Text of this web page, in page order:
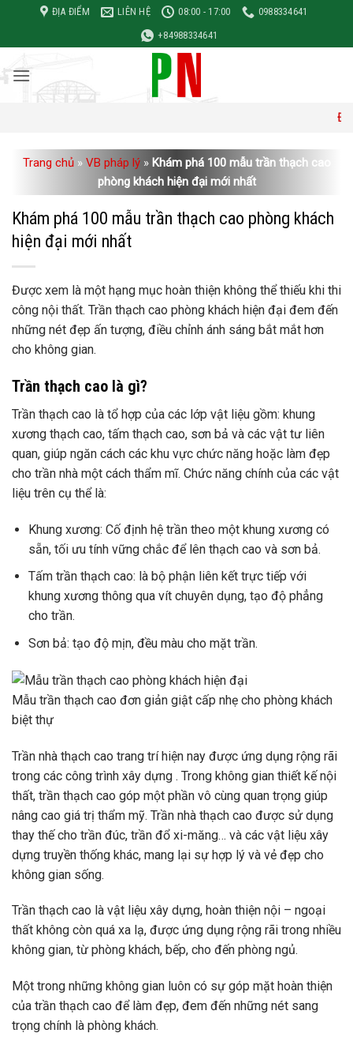
nội
dung
ĐỊA ĐIỂM LIÊN HỆ 08:00 - 17:00
0988334641
+84988334641
Đơn giá
Trang chủ » VB pháp lý » Khám phá 100 mẫu trần thạch cao
phòng khách hiện đại mới nhất
Khám phá 100 mẫu trần thạch cao phòng khách
hiện đại mới nhất
Được xem là một hạng mục hoàn thiện không thể thiếu khi thi
công nội thất. Trần thạch cao phòng khách hiện đại đem đến
những nét đẹp ấn tượng, điều chỉnh ánh sáng bắt mắt hơn
cho không gian.
Trần thạch cao là gì?
Trần thạch cao là tổ hợp của các lớp vật liệu gồm: khung
xương thạch cao, tấm thạch cao, sơn bả và các vật tư liên
quan, giúp ngăn cách các khu vực chức năng hoặc làm đẹp
cho trần nhà một cách thẩm mĩ. Chức năng chính của các vật
liệu trên cụ thể là:
Khung xương: Cố định hệ trần theo một khung xương có
sẵn, tối ưu tính vững chắc để lên thạch cao và sơn bả.
Tấm trần thạch cao: là bộ phận liên kết trực tiếp với
khung xương thông qua vít chuyên dụng, tạo độ phẳng
cho trần.
Sơn bả: tạo độ mịn, đều màu cho mặt trần.
Mẫu trần thạch cao đơn giản giật cấp nhẹ cho phòng khách
biệt thự
Trần nhà thạch cao trang trí hiện nay được ứng dụng rộng rãi
trong các công trình xây dựng . Trong không gian thiết kế nội
thất, trần thạch cao góp một phần vô cùng quan trọng giúp
nâng cao giá trị thẩm mỹ. Trần nhà thạch cao được sử dụng
thay thế cho trần đúc, trần đổ xi-măng… và các vật liệu xây
dựng truyền thống khác, mang lại sự hợp lý và vẻ đẹp cho
không gian sống.
Trần thạch cao là vật liệu xây dựng, hoàn thiện nội – ngoại
thất không còn quá xa lạ, được ứng dụng rộng rãi trong nhiều
không gian, từ phòng khách, bếp, cho đến phòng ngủ.
Một trong những không gian luôn có sự góp mặt hoàn thiện
của trần thạch cao để làm đẹp, đem đến những nét sang
trọng chính là phòng khách.